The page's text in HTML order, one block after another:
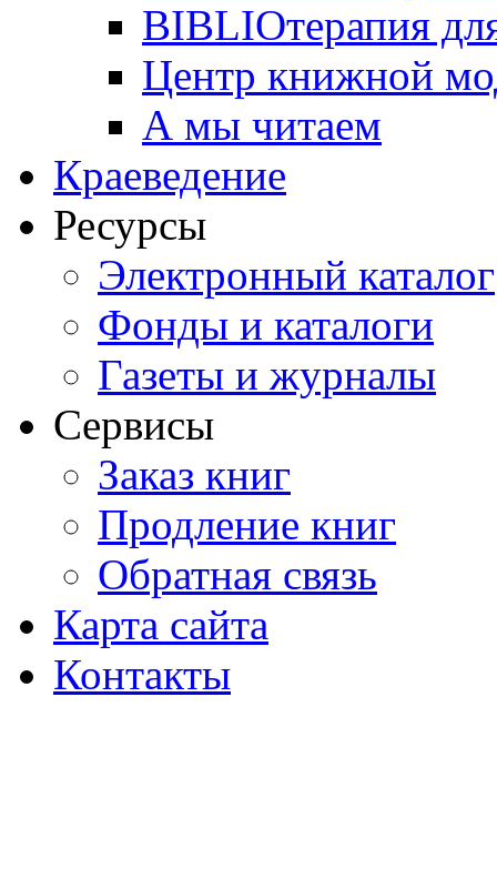
BIBLIOтерапия
Центр книжной
А мы читаем
Краеведение
Ресурсы
Электронный каталог
Фонды и каталоги
Газеты и журналы
Сервисы
Заказ книг
Продление книг
Обратная связь
Карта сайта
Контакты